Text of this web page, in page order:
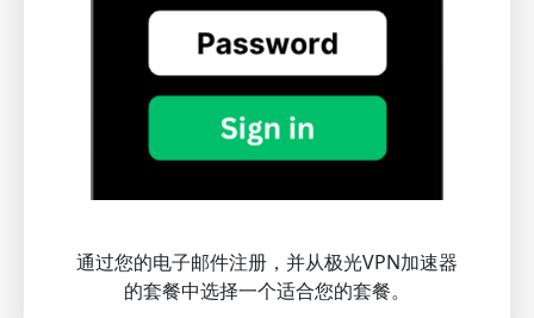
通过您的电子邮件注册，并从极光VPN加速器
的套餐中选择一个适合您的套餐。